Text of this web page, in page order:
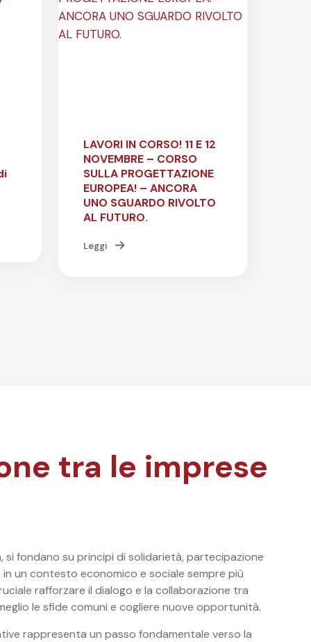
LAVORI IN CORSO! 11 E 12
NOVEMBRE – CORSO
SULLA PROGETTAZIONE
EUROPEA! – ANCORA
UNO SGUARDO RIVOLTO
AL FUTURO.
Leggi
tra le imprese
fondano su principi di solidarietà, partecipazione
un contesto economico e sociale sempre più
rafforzare il dialogo e la collaborazione tra
le sfide comuni e cogliere nuove opportunità.
rappresenta un passo fondamentale verso la